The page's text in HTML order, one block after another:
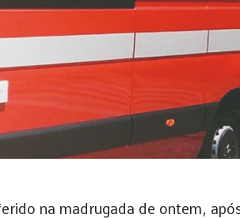
na madrugada de ontem,